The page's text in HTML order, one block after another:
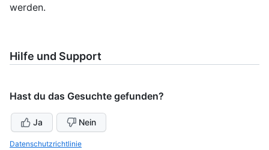
werden.
Hilfe und Support
Hast du das Gesuchte gefunden?
Ja Nein
Datenschutzrichtlinie